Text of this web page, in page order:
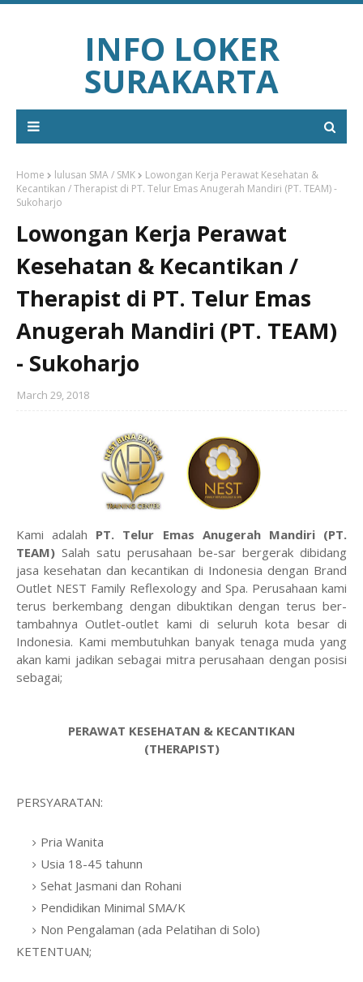
INFO LOKER
SURAKARTA
Home lulusan SMA / SMK
Lowongan Kerja Perawat Kesehatan &
Kecantikan / Therapist di PT. Telur Emas Anugerah Mandiri (PT. TEAM) -
Sukoharjo
Lowongan Kerja Perawat
Kesehatan & Kecantikan /
Therapist di PT. Telur Emas
Anugerah Mandiri (PT. TEAM)
- Sukoharjo
March 29, 2018
Kami adalah PT. Telur Emas Anugerah Mandiri (PT.
TEAM) Salah satu perusahaan be-sar bergerak dibidang
jasa kesehatan dan kecantikan di Indonesia dengan Brand
Outlet NEST Family Reflexology and Spa. Perusahaan kami
terus berkembang dengan dibuktikan dengan terus ber-
tambahnya Outlet-outlet kami di seluruh kota besar di
Indonesia. Kami membutuhkan banyak tenaga muda yang
akan kami jadikan sebagai mitra perusahaan dengan posisi
sebagai;
PERAWAT KESEHATAN & KECANTIKAN
(THERAPIST)
PERSYARATAN:
Pria Wanita
Usia 18-45 tahunn
Sehat Jasmani dan Rohani
Pendidikan Minimal SMA/K
Non Pengalaman (ada Pelatihan di Solo)
KETENTUAN;